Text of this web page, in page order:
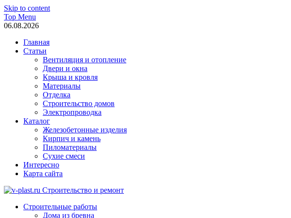
Skip to content
Top Menu
06.08.2026
Главная
Статьи
Вентиляция и отопление
Двери и окна
Крыша и кровля
Материалы
Отделка
Строительство домов
Электропроводка
Каталог
Железобетонные изделия
Кирпич и камень
Пиломатериалы
Сухие смеси
Интересно
Карта сайта
v-plast.ru Строительство и ремонт
Строительные работы
Дома из бревна